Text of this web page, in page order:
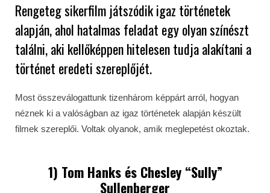
Rengeteg sikerfilm játszódik igaz történetek
alapján, ahol hatalmas feladat egy olyan színészt
találni, aki kellőképpen hitelesen tudja alakítani a
történet eredeti szereplőjét.
Most összeválogattunk tizenhárom képpárt arról, hogyan
néznek ki a valóságban az igaz történetek alapján készült
filmek szereplői. Voltak olyanok, amik meglepetést okoztak.
1) Tom Hanksés Chesley “Sully”
Sullenberger